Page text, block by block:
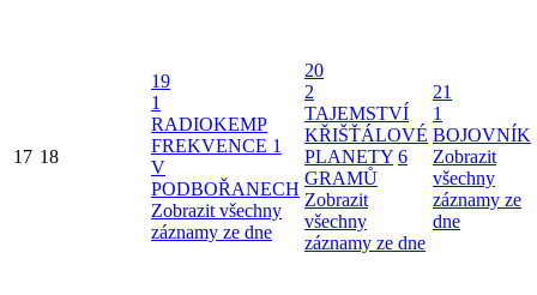
17 18
19
1
RADIOKEMP
FREKVENCE 1
V
PODBOŘANECH
Zobrazit všechny
záznamy ze dne
20
2
TAJEMSTVÍ
KŘIŠŤÁLOVÉ
PLANETY 6
GRAMŮ
Zobrazit
všechny
záznamy ze dne
21
1
BOJOVNÍK
Zobrazit
všechny
záznamy ze
dne